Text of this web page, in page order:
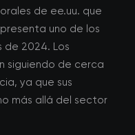
de ee.uu. que
uno de los
de 2024. Los
siguiendo de cerca
ya que sus
más allá del sector